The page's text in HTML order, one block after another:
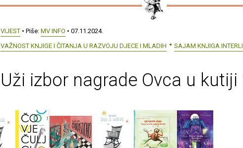
VIJEST • Piše: MV INFO • 07.11.2024.
VAŽNOST KNJIGE I ČITANJA U RAZVOJU DJECE I MLADIH
SAJAM KNJIGA
Uži izbor nagrade Ovca u kutiji